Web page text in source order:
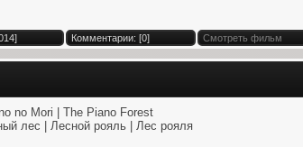
Комментарии: [0] Смотреть фильм
no Mori | The Piano Forest
лес | Лесной рояль | Лес рояля